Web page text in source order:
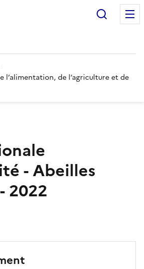
l’alimentation, de l’agriculture et de
- Abeilles
2022